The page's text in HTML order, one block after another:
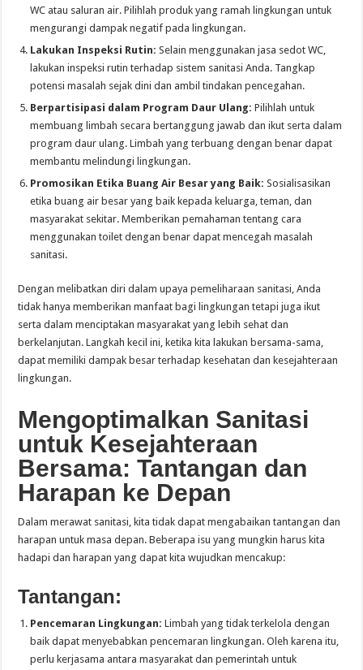
WC atau saluran air. Pilihlah produk yang ramah lingkungan untuk
mengurangi dampak negatif pada lingkungan.
Lakukan Inspeksi Rutin: Selain menggunakan jasa sedot WC,
lakukan inspeksi rutin terhadap sistem sanitasi Anda. Tangkap
potensi masalah sejak dini dan ambil tindakan pencegahan.
Berpartisipasi dalam Program Daur Ulang: Pilihlah untuk
membuang limbah secara bertanggung jawab dan ikut serta dalam
program daur ulang. Limbah yang terbuang dengan benar dapat
membantu melindungi lingkungan.
Promosikan Etika Buang Air Besar yang Baik: Sosialisasikan
etika buang air besar yang baik kepada keluarga, teman, dan
masyarakat sekitar. Memberikan pemahaman tentang cara
menggunakan toilet dengan benar dapat mencegah masalah
sanitasi.
Dengan melibatkan diri dalam upaya pemeliharaan sanitasi, Anda
tidak hanya memberikan manfaat bagi lingkungan tetapi juga ikut
serta dalam menciptakan masyarakat yang lebih sehat dan
berkelanjutan. Langkah kecil ini, ketika kita lakukan bersama-sama,
dapat memiliki dampak besar terhadap kesehatan dan kesejahteraan
lingkungan.
Mengoptimalkan Sanitasi
untuk Kesejahteraan
Bersama: Tantangan dan
Harapan ke Depan
Dalam merawat sanitasi, kita tidak dapat mengabaikan tantangan dan
harapan untuk masa depan. Beberapa isu yang mungkin harus kita
hadapi dan harapan yang dapat kita wujudkan mencakup:
Tantangan:
Pencemaran Lingkungan: Limbah yang tidak terkelola dengan
baik dapat menyebabkan pencemaran lingkungan. Oleh karena itu,
perlu kerjasama antara masyarakat dan pemerintah untuk